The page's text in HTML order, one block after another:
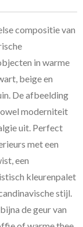
compositie van
in warme
beige en
De afbeelding
moderniteit
uit. Perfect
met een
een
kleurenpalet
stijl.
de geur van